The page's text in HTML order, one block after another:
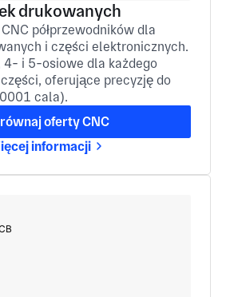
drukowanych
półprzewodników dla
i części elektronicznych.
4- i 5-osiowe dla każdego
oferujące precyzję do
cala).
oferty CNC
informacji